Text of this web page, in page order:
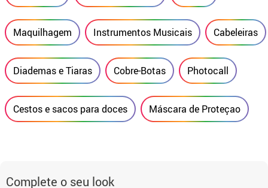
Maquilhagem Instrumentos Musicais Cabeleiras
Diademas e Tiaras Cobre-Botas Photocall
Cestos e sacos para doces Máscara de Proteçao
Complete o seu look